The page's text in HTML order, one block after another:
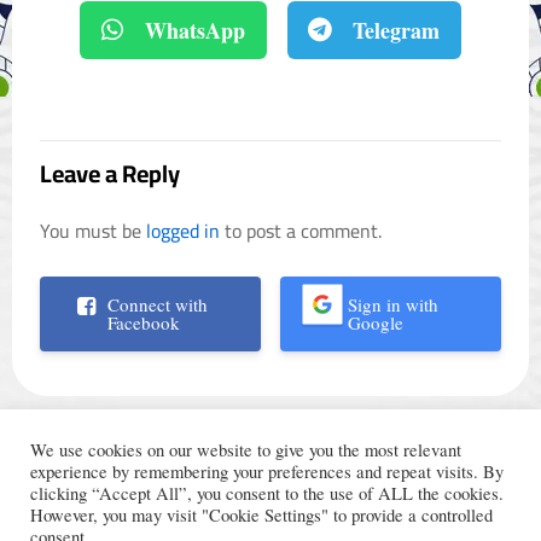
WhatsApp Telegram
Leave a Reply
You must belogged into post a comment.
Connect with
Facebook
Sign in with
Google
© Trading Arabic 2024 الأحكام والشروط
We use cookies on our website to give you the most relevant
experience by remembering your preferences and repeat visits. By
clicking “Accept All”, you consent to the use of ALL the cookies.
However, you may visit "Cookie Settings" to provide a controlled